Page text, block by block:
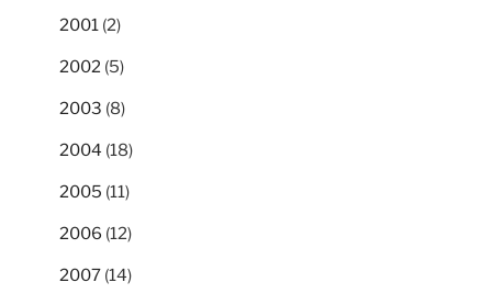
2001 (2)
2002 (5)
2003 (8)
2004 (18)
2005 (11)
2006 (12)
2007 (14)